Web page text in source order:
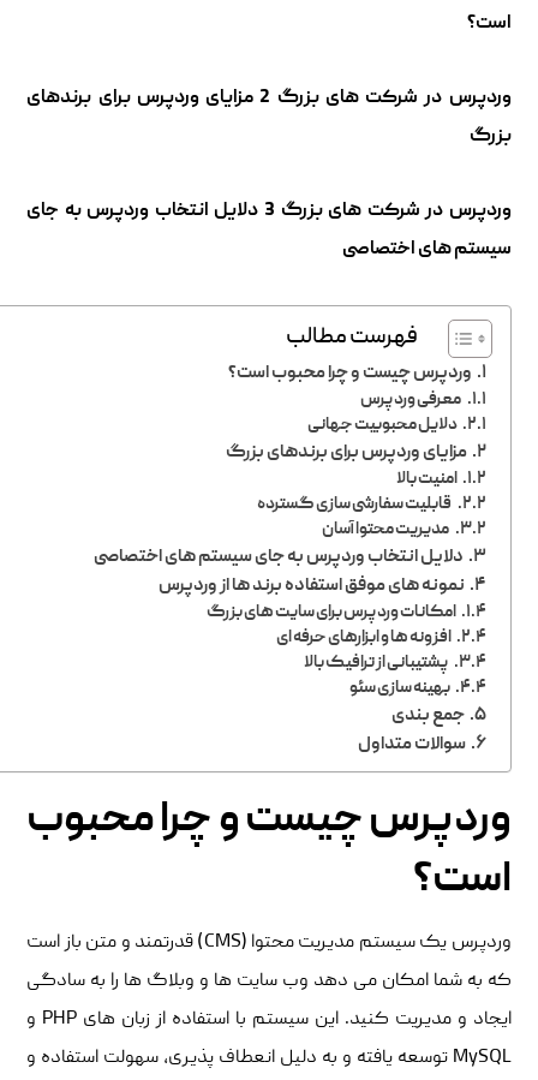
است؟
وردپرس در شرکت های بزرگ 2 مزایای وردپرس برای برندهای
بزرگ
وردپرس در شرکت های بزرگ 3 دلایل انتخاب وردپرس به جای
سیستم های اختصاصی
فهرست مطالب
وردپرس چیست و چرا محبوب است؟
معرفی وردپرس
دلایل محبوبیت جهانی
مزایای وردپرس برای برندهای بزرگ
امنیت بالا
قابلیت سفارشی سازی گسترده
مدیریت محتوا آسان
دلایل انتخاب وردپرس به جای سیستم های اختصاصی
نمونه های موفق استفاده برند ها از وردپرس
امکانات وردپرس برای سایت های بزرگ
افزونه ها و ابزارهای حرفه ای
پشتیبانی از ترافیک بالا
بهینه سازی سئو
جمع بندی
سوالات متداول
وردپرس چیست و چرا محبوب
است؟
وردپرس یک سیستم مدیریت محتوا (CMS) قدرتمند و متن باز است
که به شما امکان می دهد وب سایت ها و وبلاگ ها را به سادگی
ایجاد و مدیریت کنید. این سیستم با استفاده از زبان های PHP و
MySQL توسعه یافته و به دلیل انعطاف پذیری، سهولت استفاده و